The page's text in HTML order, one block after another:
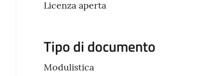
Licenza aperta
Tipo di documento
Modulistica